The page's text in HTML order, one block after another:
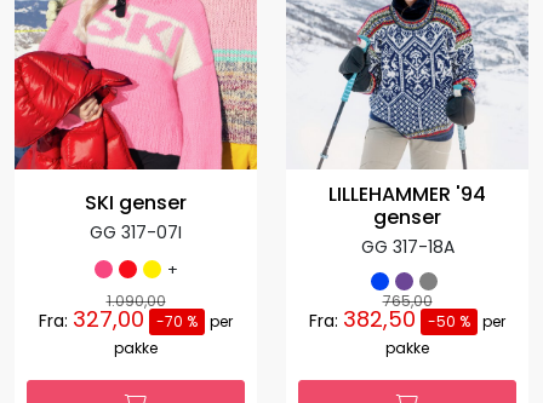
SKI genser
GG 317-07I
+
1.090,00
Fra: 327,00 -70 % per
pakke
LILLEHAMMER '94
genser
GG 317-18A
765,00
Fra: 382,50 -50 % per
pakke